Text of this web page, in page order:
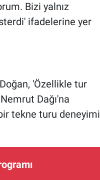
Bizi yalnız
ifadelerine yer
'Özellikle tur
Dağı'na
tekne turu deneyimi